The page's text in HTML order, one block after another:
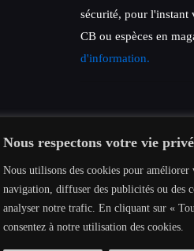
Nous respectons votre vie
Nous utilisons des cookies pour améliorer
navigation, diffuser des publicités ou des
analyser notre trafic. En cliquant sur «
consentez à notre utilisation des cookies.
sécurité, pour l'instant
CB ou espèces en
d'information.